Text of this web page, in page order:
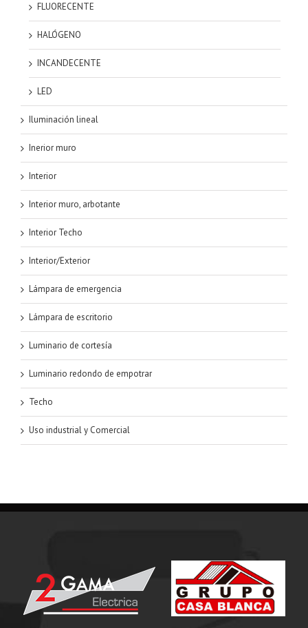
FLUORECENTE
HALÓGENO
INCANDECENTE
LED
Iluminación lineal
Inerior muro
Interior
Interior muro, arbotante
Interior Techo
Interior/Exterior
Lámpara de emergencia
Lámpara de escritorio
Luminario de cortesía
Luminario redondo de empotrar
Techo
Uso industrial y Comercial